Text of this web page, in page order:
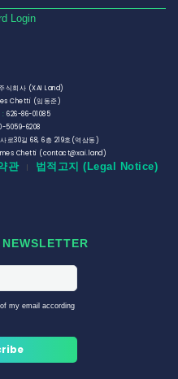
Login
식회사 (XAI Land)
Chetti (임동준)
: 626-86-01085
5059-6208
로30길 68, 6층 219호(역삼동)
Chetti (contact@xai.land)
관 법적고지 (Legal Notice)
my email according